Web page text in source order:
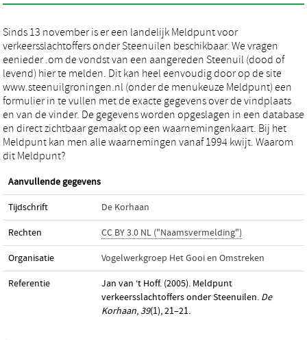
Sinds 13 november is er een landelijk Meldpunt voor
verkeersslachtoffers onder Steenuilen beschikbaar. We vragen
eenieder .om de vondst van een aangereden Steenuil (dood of
levend) hier te melden. Dit kan heel eenvoudig door op de site
www.steenuilgroningen.nl (onder de menukeuze Meldpunt) een
formulier in te vullen met de exacte gegevens over de vindplaats
en van de vinder. De gegevens worden opgeslagen in een database
en direct zichtbaar gemaakt op een waarnemingenkaart. Bij het
Meldpunt kan men alle waarnemingen vanaf 1994 kwijt. Waarom
dit Meldpunt?
Aanvullende gegevens
Tijdschrift De Korhaan
Rechten CC BY 3.0 NL ("Naamsvermelding")
Organisatie Vogelwerkgroep Het Gooi en Omstreken
Referentie
Jan van ‘t Hoff. (2005). Meldpunt
verkeersslachtoffers onder Steenuilen. De
Korhaan, 39(1), 21–21.